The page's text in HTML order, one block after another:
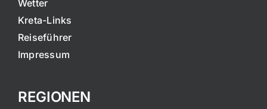
Wetter
Kreta-Links
Reiseführer
Impressum
REGIONEN